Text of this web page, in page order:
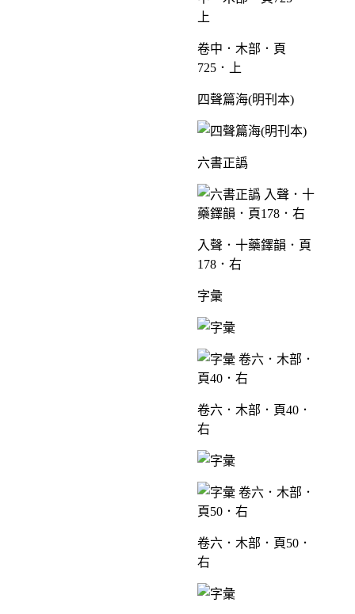
卷中．木部．頁
725．上
四聲篇海(明刊本)
六書正譌
入聲．十藥鐸韻．頁
178．右
字彙
卷六．木部．頁40．
右
卷六．木部．頁50．
右